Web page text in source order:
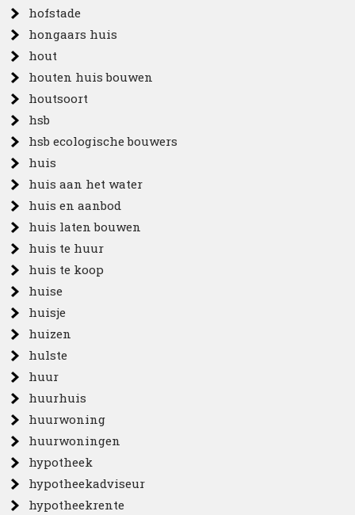
hofstade
hongaars huis
hout
houten huis bouwen
houtsoort
hsb
hsb ecologische bouwers
huis
huis aan het water
huis en aanbod
huis laten bouwen
huis te huur
huis te koop
huise
huisje
huizen
hulste
huur
huurhuis
huurwoning
huurwoningen
hypotheek
hypotheekadviseur
hypotheekrente